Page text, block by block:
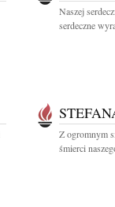
Naszej
serdeczne
Z ogromnym
śmierci